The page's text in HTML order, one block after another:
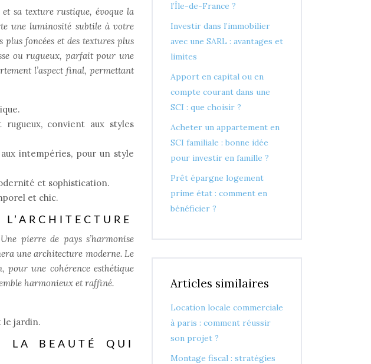
sa texture rustique, évoque la
une luminosité subtile à votre
foncées et des textures plus
ou rugueux, parfait pour une
l’aspect final, permettant
rugueux, convient aux styles
intempéries, pour un style
et sophistication.
et chic.
pierre de pays s’harmonise
une architecture moderne. Le
une cohérence esthétique
harmonieux et raffiné.
le jardin.
LA BEAUTÉ QUI
l’Île-de-France ?
Investir dans l’immobilier
avec une SARL : avantages et
limites
Apport en capital ou en
compte courant dans une
SCI : que choisir ?
Acheter un appartement en
SCI familiale : bonne idée
pour investir en famille ?
Prêt épargne logement
prime état : comment en
bénéficier ?
Articles similaires
Location locale commerciale
à paris : comment réussir
son projet ?
Montage fiscal : stratégies